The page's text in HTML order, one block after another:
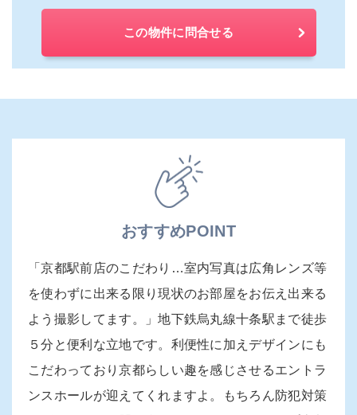
この物件に問合せる
おすすめPOINT
「京都駅前店のこだわり…室内写真は広角レンズ等
を使わずに出来る限り現状のお部屋をお伝え出来る
よう撮影してます。」地下鉄烏丸線十条駅まで徒歩
５分と便利な立地です。利便性に加えデザインにも
こだわっており京都らしい趣を感じさせるエントラ
ンスホールが迎えてくれますよ。もちろん防犯対策